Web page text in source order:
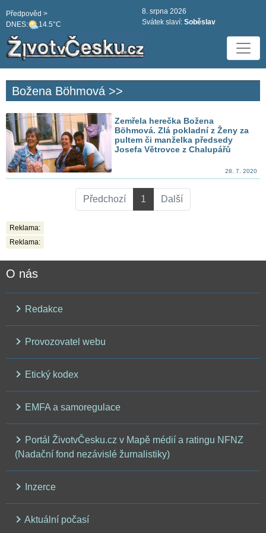
DNES: 14.5°C
Předpověd >
8. srpna 2026
Svátek slaví: Soběslav
Božena Böhmová >>
Zemřela herečka Božena
Böhmová. Zlá pokladní z Ženy za
pultem či manželka předsedy
Josefa Větrovce z Chalupářů
28. 7. 2020
Předchozí 1 Další
Reklama:
Reklama:
O nás
Redakce
Provozovatel webu
Etický kodex
EMFA a samoregulace
Portál ŽivotvČesku.cz v Mapě médií a ratingu NFNZ
(Nadační fond nezávislé žurnalistiky)
Inzerce
Aktuální počasí